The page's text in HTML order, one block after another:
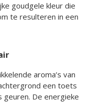
goudgele kleur die
te resulteren in een
aroma’s van
een toets
De energieke